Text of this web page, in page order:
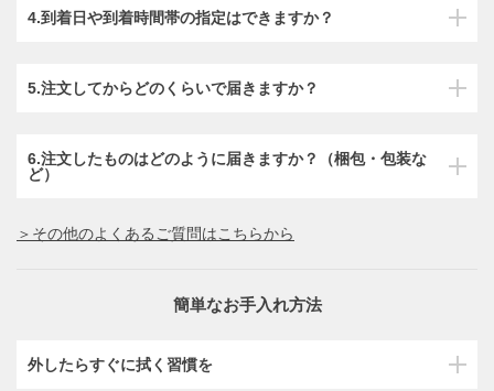
4.到着日や到着時間帯の指定はできますか？
5.注文してからどのくらいで届きますか？
6.注文したものはどのように届きますか？（梱包・包装な
ど）
＞その他のよくあるご質問はこちらから
簡単なお手入れ方法
外したらすぐに拭く習慣を